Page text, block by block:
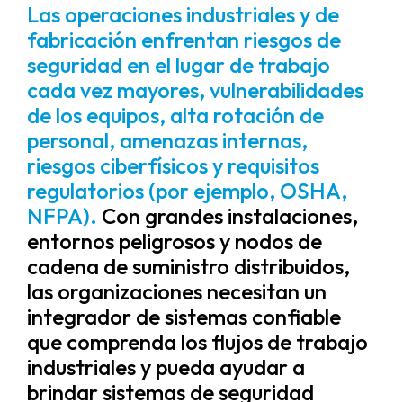
Las operaciones industriales y de
fabricación enfrentan riesgos de
seguridad en el lugar de trabajo
cada vez mayores, vulnerabilidades
de los equipos, alta rotación de
personal, amenazas internas,
riesgos ciberfísicos y requisitos
regulatorios (por ejemplo, OSHA,
NFPA). Con grandes instalaciones,
entornos peligrosos y nodos de
cadena de suministro distribuidos,
las organizaciones necesitan un
integrador de sistemas confiable
que comprenda los flujos de trabajo
industriales y pueda ayudar a
brindar sistemas de seguridad